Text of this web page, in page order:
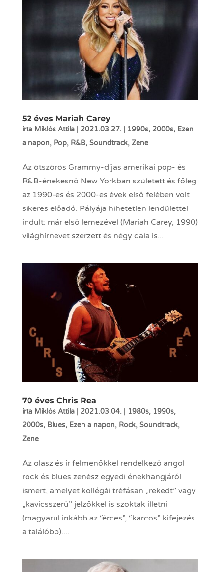
52 éves Mariah Carey
írta Miklós Attila| 2021.03.27. 1990s, 2000s, Ezen
a napon, Pop, R&B, Soundtrack, Zene
Az ötszörös Grammy-díjas amerikai pop- és
R&B-énekesnő New Yorkban született és főleg
az 1990-es és 2000-es évek első felében volt
sikeres előadó. Pályája hihetetlen lendülettel
indult: már első lemezével (Mariah Carey, 1990)
világhírnevet szerzett és négy dala is...
70 éves Chris Rea
írta Miklós Attila| 2021.03.04. 1980s, 1990s,
2000s, Blues, Ezen a napon, Rock, Soundtrack,
Zene
Az olasz és ír felmenőkkel rendelkező angol
rock és blues zenész egyedi énekhangjáról
ismert, amelyet kollégái tréfásan „rekedt” vagy
„kavicsszerű” jelzőkkel is szoktak illetni
(magyarul inkább az “érces”, “karcos” kifejezés
a találóbb)....